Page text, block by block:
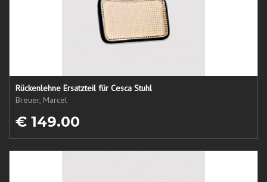
Rückenlehne Ersatzteil für Cesca Stuhl
Breuer, Marcel
€ 149.00